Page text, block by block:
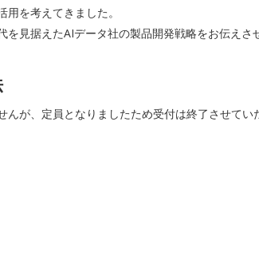
を考えてきました。
を見据えたAIデータ社の製品開発戦略をお伝えさ
んが、定員となりましたため受付は終了させてい